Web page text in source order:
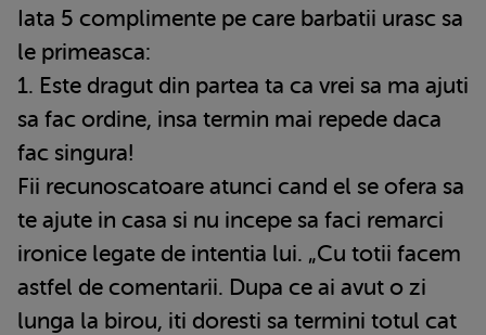
Iata 5 complimente pe care barbatii urasc sa
le primeasca:
1. Este dragut din partea ta ca vrei sa ma ajuti
sa fac ordine, insa termin mai repede daca
fac singura!
Fii recunoscatoare atunci cand el se ofera sa
te ajute in casa si nu incepe sa faci remarci
ironice legate de intentia lui. „Cu totii facem
astfel de comentarii. Dupa ce ai avut o zi
lunga la birou, iti doresti sa termini totul cat